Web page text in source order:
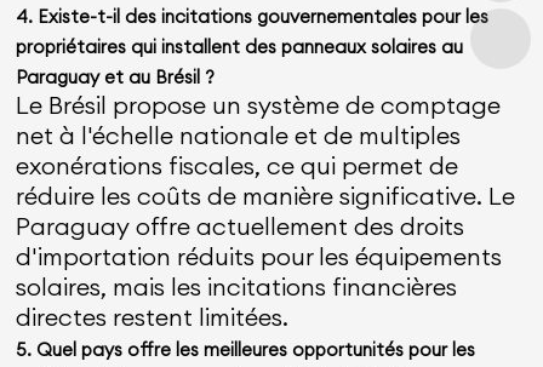
4. Existe-t-il des incitations gouvernementales pour les
propriétaires qui installent des panneaux solaires au
Paraguay et au Brésil ?
Le Brésil propose un système de comptage
net à l'échelle nationale et de multiples
exonérations fiscales, ce qui permet de
réduire les coûts de manière significative. Le
Paraguay offre actuellement des droits
d'importation réduits pour les équipements
solaires, mais les incitations financières
directes restent limitées.
5. Quel pays offre les meilleures opportunités pour les